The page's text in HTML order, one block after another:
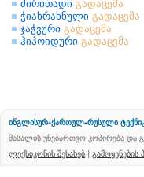
ძირითადი გადაცემა
ჭიახრახნული გადაცემა
ჯაჭვური გადაცემა
ჰიპოიდური გადაცემა
ინგლისურ-ქართულ-რუსული
მასალის უნებართვო კოპირება და
ლექსიკონის შესახებ | გამოყენების